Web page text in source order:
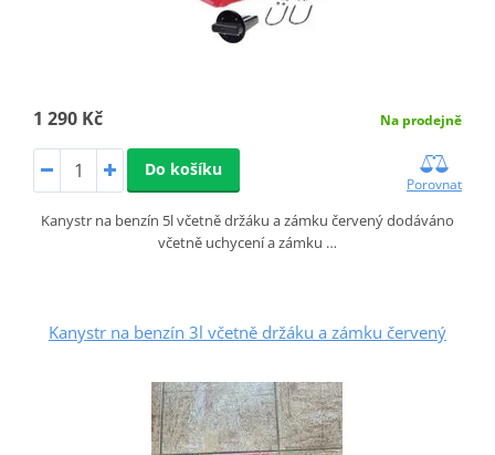
1 290 Kč Na prodejně
Do košíku
Porovnat
Kanystr na benzín 5l včetně držáku a zámku červený dodáváno
včetně uchycení a zámku …
Kanystr na benzín 3l včetně držáku a zámku červený